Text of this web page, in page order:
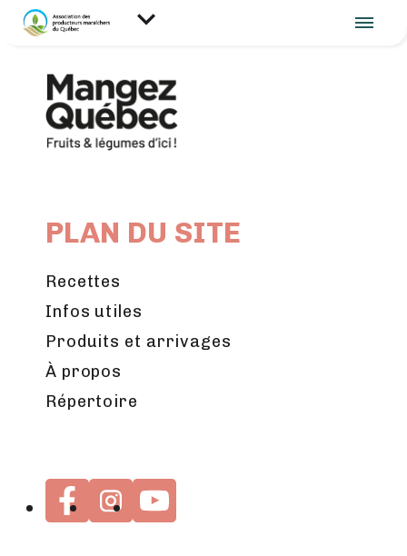
PLAN DU SITE
Recettes
Infos utiles
Produits et arrivages
À propos
Répertoire